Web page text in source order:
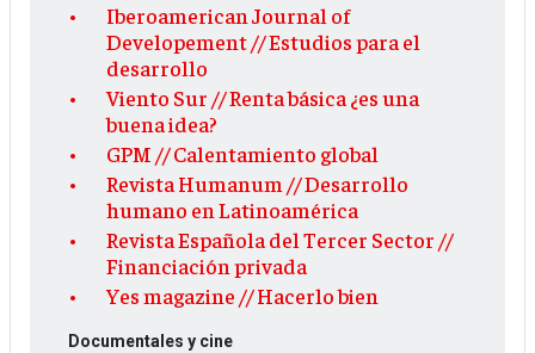
Iberoamerican Journal of
Developement // Estudios para el
desarrollo
Viento Sur // Renta básica ¿es una
buena idea?
GPM // Calentamiento global
Revista Humanum // Desarrollo
humano en Latinoamérica
Revista Española del Tercer Sector //
Financiación privada
Yes magazine // Hacerlo bien
Documentales y cine